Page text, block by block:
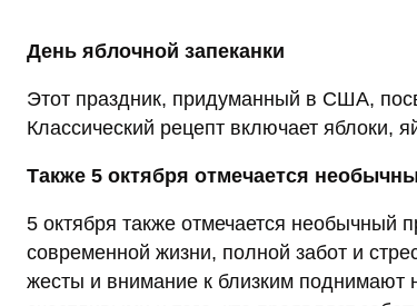
День яблочной запеканки
Этот праздник, придуманный в США,
Классический рецепт включает яблоки,
Также 5 октября отмечается
5 октября также отмечается
современной жизни, полной забот и
жесты и внимание к близким поднимают